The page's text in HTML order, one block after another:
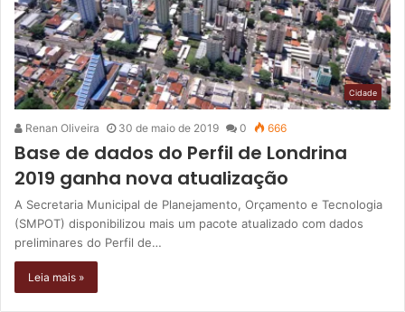
Cidade
Renan Oliveira 30 de maio de 2019 0 666
Base de dados do Perfil de Londrina
2019 ganha nova atualização
A Secretaria Municipal de Planejamento, Orçamento e Tecnologia
(SMPOT) disponibilizou mais um pacote atualizado com dados
preliminares do Perfil de…
Leia mais »